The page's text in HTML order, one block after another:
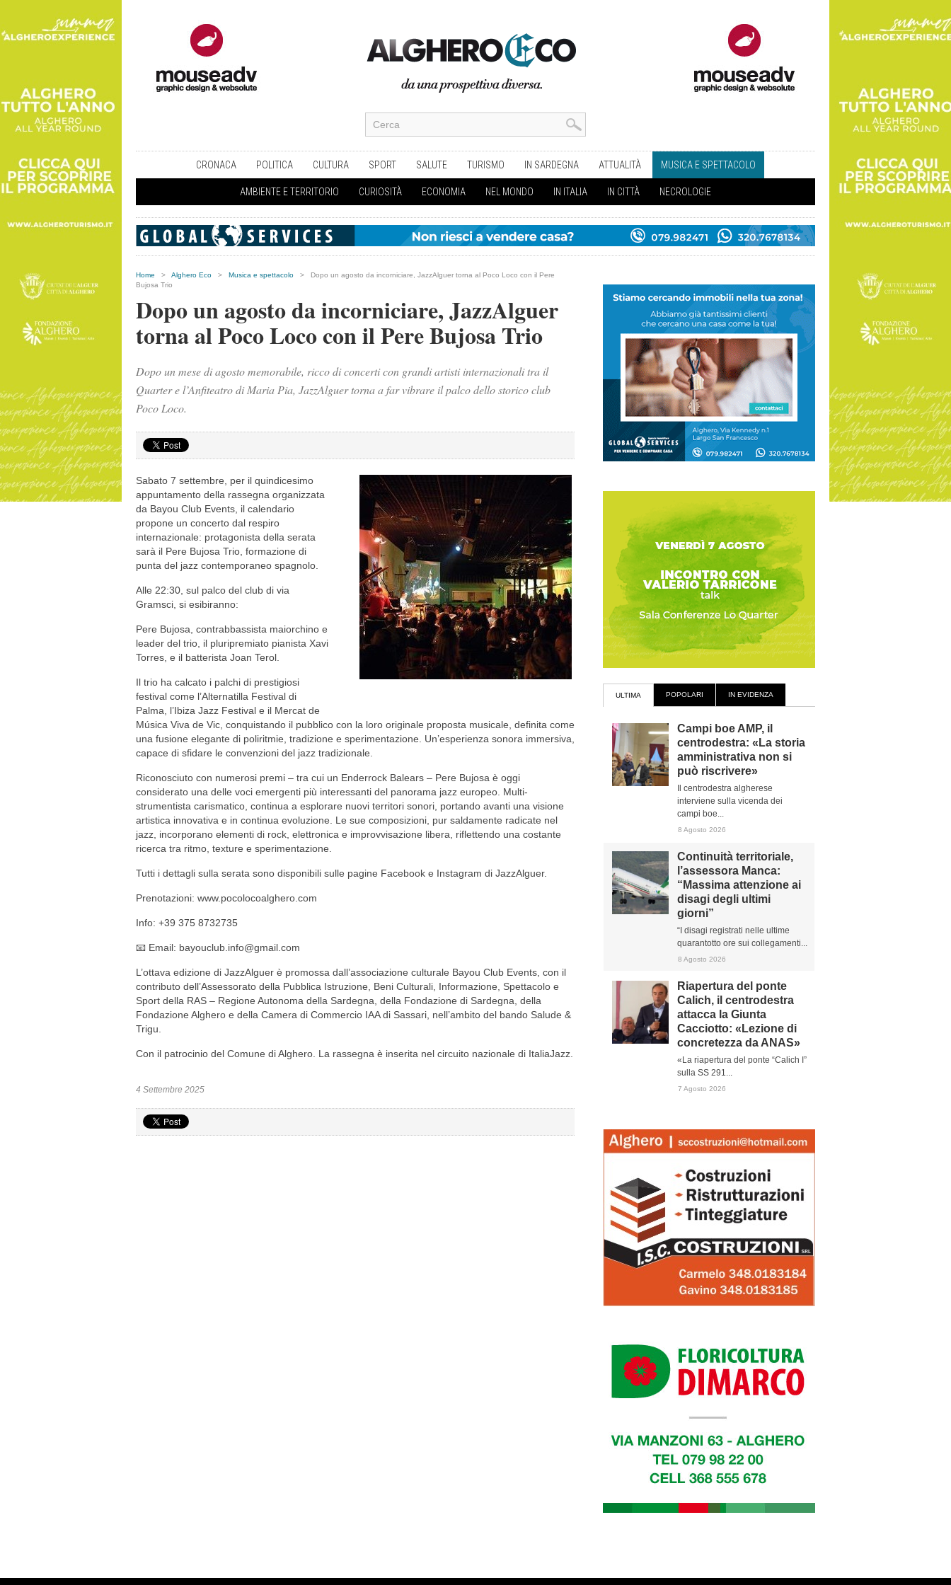
CRONACA POLITICA CULTURA SPORT SALUTE TURISMO IN SARDEGNA ATTUALITÀ MUSICA E SPETTACOLO
AMBIENTE E TERRITORIO CURIOSITÀ ECONOMIA NEL MONDO IN ITALIA IN CITTÀ NECROLOGIE
Home > Alghero Eco > Musica e spettacolo > Dopo un agosto da incorniciare, JazzAlguer torna al Poco Loco con il Pere
Bujosa Trio
Dopo un agosto da incorniciare, JazzAlguer
torna al Poco Loco con il Pere Bujosa Trio
Dopo un mese di agosto memorabile, ricco di concerti con grandi artisti internazionali tra il
Quarter e l’Anfiteatro di Maria Pia, JazzAlguer torna a far vibrare il palco dello storico club
Poco Loco.
Sabato 7 settembre, per il quindicesimo
appuntamento della rassegna organizzata
da Bayou Club Events, il calendario
propone un concerto dal respiro
internazionale: protagonista della serata
sarà il Pere Bujosa Trio, formazione di
punta del jazz contemporaneo spagnolo.
Alle 22:30, sul palco del club di via
Gramsci, si esibiranno:
Pere Bujosa, contrabbassista maiorchino e
leader del trio, il pluripremiato pianista Xavi
Torres, e il batterista Joan Terol.
Il trio ha calcato i palchi di prestigiosi
festival come l’Alternatilla Festival di
Palma, l’Ibiza Jazz Festival e il Mercat de
Música Viva de Vic, conquistando il pubblico con la loro originale proposta musicale, definita come
una fusione elegante di poliritmie, tradizione e sperimentazione. Un’esperienza sonora immersiva,
capace di sfidare le convenzioni del jazz tradizionale.
Riconosciuto con numerosi premi – tra cui un Enderrock Balears – Pere Bujosa è oggi
considerato una delle voci emergenti più interessanti del panorama jazz europeo. Multi-
strumentista carismatico, continua a esplorare nuovi territori sonori, portando avanti una visione
artistica innovativa e in continua evoluzione. Le sue composizioni, pur saldamente radicate nel
jazz, incorporano elementi di rock, elettronica e improvvisazione libera, riflettendo una costante
ricerca tra ritmo, texture e sperimentazione.
Tutti i dettagli sulla serata sono disponibili sulle pagine Facebook e Instagram di JazzAlguer.
Prenotazioni: www.pocolocoalghero.com
Info: +39 375 8732735
📧 Email: bayouclub.info@gmail.com
L’ottava edizione di JazzAlguer è promossa dall’associazione culturale Bayou Club Events, con il
contributo dell’Assessorato della Pubblica Istruzione, Beni Culturali, Informazione, Spettacolo e
Sport della RAS – Regione Autonoma della Sardegna, della Fondazione di Sardegna, della
Fondazione Alghero e della Camera di Commercio IAA di Sassari, nell’ambito del bando Salude &
Trigu.
Con il patrocinio del Comune di Alghero. La rassegna è inserita nel circuito nazionale di ItaliaJazz.
4 Settembre 2025
ULTIMA POPOLARI IN EVIDENZA
Campi boe AMP, il
centrodestra: «La storia
amministrativa non si
può riscrivere»
Il centrodestra algherese
interviene sulla vicenda dei
campi boe...
8 Agosto 2026
Continuità territoriale,
l’assessora Manca:
“Massima attenzione ai
disagi degli ultimi
giorni”
“I disagi registrati nelle ultime
quarantotto ore sui collegamenti...
8 Agosto 2026
Riapertura del ponte
Calich, il centrodestra
attacca la Giunta
Cacciotto: «Lezione di
concretezza da ANAS»
«La riapertura del ponte “Calich I”
sulla SS 291...
7 Agosto 2026